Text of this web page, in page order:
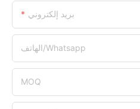
بريد إلكتروني
الهاتف/whatsapp
MOQ